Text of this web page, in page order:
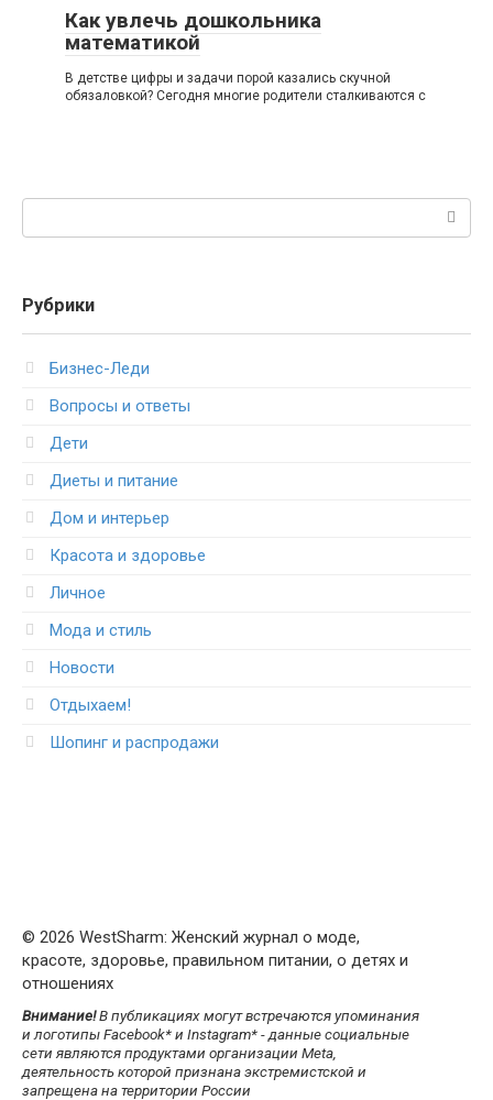
Как увлечь дошкольника
математикой
В детстве цифры и задачи порой казались скучной
обязаловкой? Сегодня многие родители сталкиваются с
Рубрики
Бизнес-Леди
Вопросы и ответы
Дети
Диеты и питание
Дом и интерьер
Красота и здоровье
Личное
Мода и стиль
Новости
Отдыхаем!
Шопинг и распродажи
© 2026 WestSharm: Женский журнал о моде,
красоте, здоровье, правильном питании, о детях и
отношениях
Внимание!В публикациях могут встречаются упоминания
и логотипы Facebook* и Instagram* - данные социальные
сети являются продуктами организации Meta,
деятельность которой признана экстремистской и
запрещена на территории России